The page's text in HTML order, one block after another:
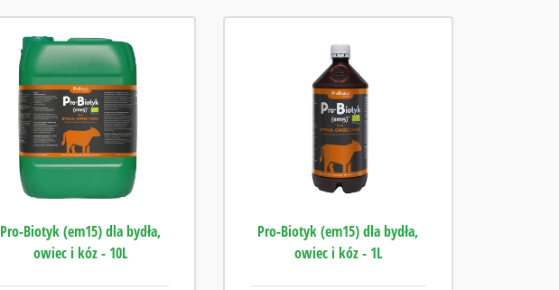
Pro-Biotyk (em15) dla bydła,
owiec i kóz - 10L
Pro-Biotyk (em15) dla bydła,
owiec i kóz - 1L